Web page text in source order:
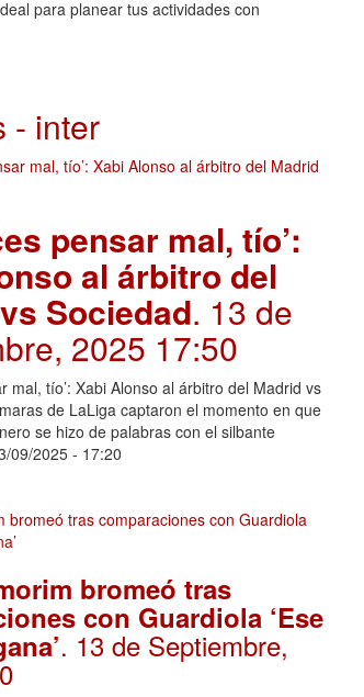
para planear tus actividades con
- inter
pensar mal, tío’:
al árbitro del
Sociedad. 13 de
2025 17:50
mal, tío’: Xabi Alonso al árbitro del Madrid vs
de LaLiga captaron el momento en que
se hizo de palabras con el silbante
09/2025 - 17:20
bromeó tras
con Guardiola ‘Ese
. 13 de Septiembre,